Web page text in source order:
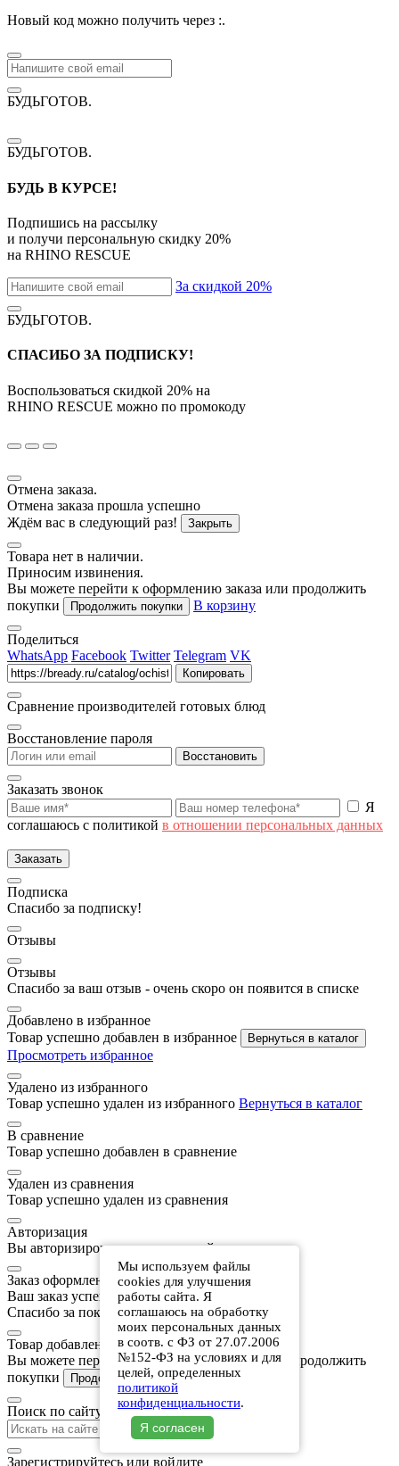
Новый код можно получить через :.
БУДЬГОТОВ.
БУДЬГОТОВ.
БУДЬ В КУРСЕ!
Подпишись на рассылку
и получи персональную скидку 20%
на RHINO RESCUE
За скидкой 20%
БУДЬГОТОВ.
СПАСИБО ЗА ПОДПИСКУ!
Воспользоваться скидкой 20% на
RHINO RESCUE можно по промокоду
Отмена заказа.
Отмена заказа прошла успешно
Ждём вас в следующий раз!
Закрыть
Товара нет в наличии.
Приносим извинения.
Вы можете перейти к оформлению заказа или продолжить
покупки
Продолжить покупки В корзину
Поделиться
WhatsApp Facebook Twitter Telegram VK
Копировать
Сравнение производителей готовых блюд
Восстановление пароля
Восстановить
Заказать звонок
Я
соглашаюсь с политикой в отношении персональных данных
Заказать
Подписка
Спасибо за подписку!
Отзывы
Отзывы
Спасибо за ваш отзыв - очень скоро он появится в списке
Добавлено в избранное
Товар успешно добавлен в избранное
Вернуться в каталог
Просмотреть избранное
Удалено из избранного
Товар успешно удален из избранного Вернуться в каталог
В сравнение
Товар успешно добавлен в сравнение
Удален из сравнения
Товар успешно удален из сравнения
Авторизация
Вы авторизировались на этом сайте
Заказ оформлен
Ваш заказ успешно оформлен.
Спасибо за покупку!
Товар добавлен в корзину
Вы можете перейти к оформлению заказа или продолжить
покупки
Продолжить покупки В корзину
Поиск по сайту
Зарегистрируйтесь или войдите
Мы используем файлы
cookies для улучшения
работы сайта. Я
соглашаюсь на обработку
моих персональных данных
в соотв. с ФЗ от 27.07.2006
№152-ФЗ на условиях и для
целей, определенных
политикой
конфиденциальности.
Я согласен